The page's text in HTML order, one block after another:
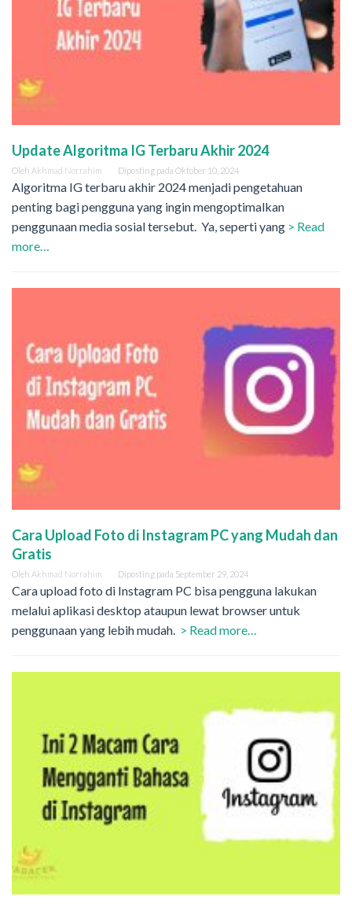
Update Algoritma IG Terbaru Akhir 2024
Oleh Akhmad Norrahim Diposting pada Oktober 10, 2024
Algoritma IG terbaru akhir 2024 menjadi pengetahuan
penting bagi pengguna yang ingin mengoptimalkan
penggunaan media sosial tersebut. Ya, seperti yang > Read
more…
Cara Upload Foto di Instagram PC yang Mudah dan
Gratis
Oleh Akhmad Norrahim Diposting pada September 29, 2024
Cara upload foto di Instagram PC bisa pengguna lakukan
melalui aplikasi desktop ataupun lewat browser untuk
penggunaan yang lebih mudah. > Read more…